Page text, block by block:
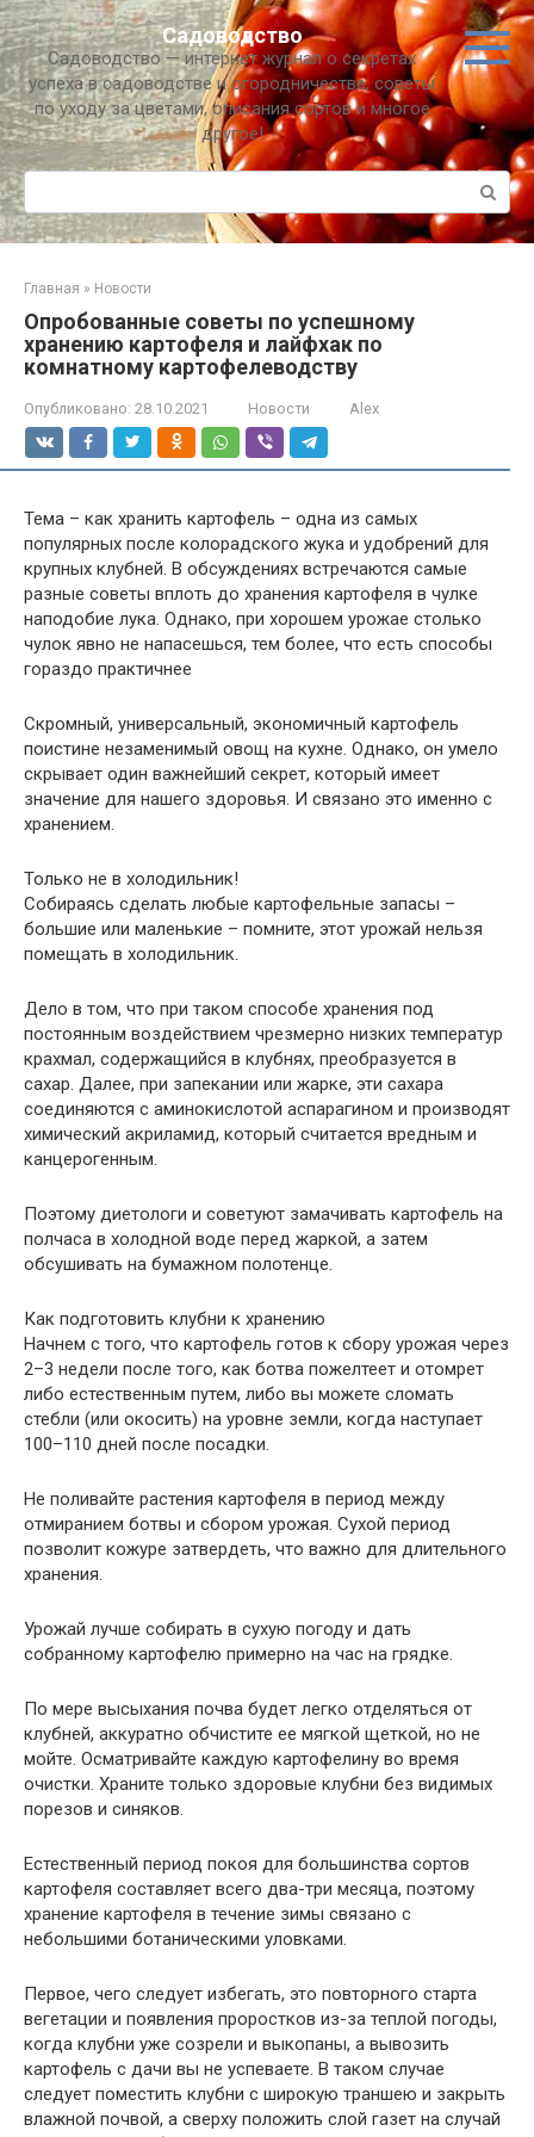
Перейти
к
контенту
Садоводство
Садоводство — интернет журнал о секретах
успеха в садоводстве и огородничестве, советы
по уходу за цветами, описания сортов и многое
другое!
Поиск:
Главная » Новости
Опробованные советы по успешному
хранению картофеля и лайфхак по
комнатному картофелеводству
Опубликовано: 28.10.2021 Новости Alex
Тема – как хранить картофель – одна из самых
популярных после колорадского жука и удобрений для
крупных клубней. В обсуждениях встречаются самые
разные советы вплоть до хранения картофеля в чулке
наподобие лука. Однако, при хорошем урожае столько
чулок явно не напасешься, тем более, что есть способы
гораздо практичнее
Скромный, универсальный, экономичный картофель
поистине незаменимый овощ на кухне. Однако, он умело
скрывает один важнейший секрет, который имеет
значение для нашего здоровья. И связано это именно с
хранением.
Только не в холодильник!
Собираясь сделать любые картофельные запасы –
большие или маленькие – помните, этот урожай нельзя
помещать в холодильник.
Дело в том, что при таком способе хранения под
постоянным воздействием чрезмерно низких температур
крахмал, содержащийся в клубнях, преобразуется в
сахар. Далее, при запекании или жарке, эти сахара
соединяются с аминокислотой аспарагином и производят
химический акриламид, который считается вредным и
канцерогенным.
Поэтому диетологи и советуют замачивать картофель на
полчаса в холодной воде перед жаркой, а затем
обсушивать на бумажном полотенце.
Как подготовить клубни к хранению
Начнем с того, что картофель готов к сбору урожая через
2–3 недели после того, как ботва пожелтеет и отомрет
либо естественным путем, либо вы можете сломать
стебли (или окосить) на уровне земли, когда наступает
100–110 дней после посадки.
Не поливайте растения картофеля в период между
отмиранием ботвы и сбором урожая. Сухой период
позволит кожуре затвердеть, что важно для длительного
хранения.
Урожай лучше собирать в сухую погоду и дать
собранному картофелю примерно на час на грядке.
По мере высыхания почва будет легко отделяться от
клубней, аккуратно обчистите ее мягкой щеткой, но не
мойте. Осматривайте каждую картофелину во время
очистки. Храните только здоровые клубни без видимых
порезов и синяков.
Естественный период покоя для большинства сортов
картофеля составляет всего два-три месяца, поэтому
хранение картофеля в течение зимы связано с
небольшими ботаническими уловками.
Первое, чего следует избегать, это повторного старта
вегетации и появления проростков из-за теплой погоды,
когда клубни уже созрели и выкопаны, а вывозить
картофель с дачи вы не успеваете. В таком случае
следует поместить клубни с широкую траншею и закрыть
влажной почвой, а сверху положить слой газет на случай